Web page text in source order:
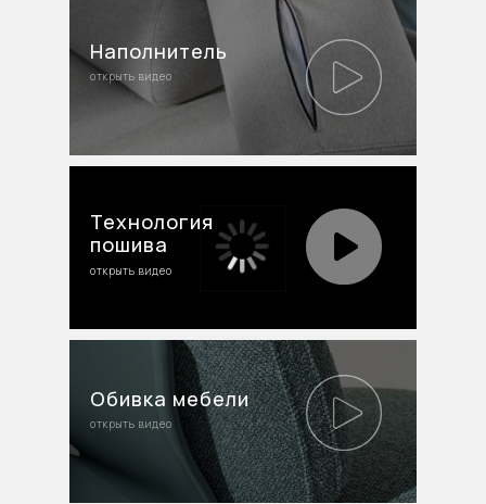
Наполнитель
Технология
пошива
Обивка мебели
открыть видео
открыть видео
открыть видео